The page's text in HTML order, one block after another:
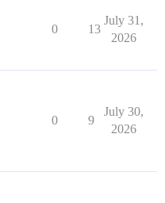
0 13
July 31,
2026
0 9
July 30,
2026